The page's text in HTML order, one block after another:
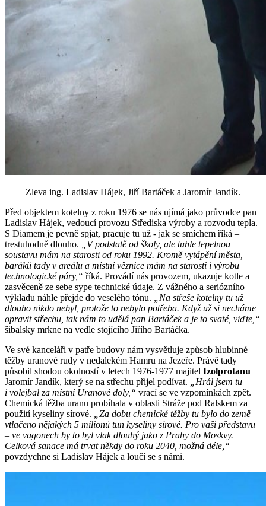
Zleva ing. Ladislav Hájek, Jiří Bartáček a Jaromír Jandík.
Před objektem kotelny z roku 1976 se nás ujímá jako průvodce pan
Ladislav Hájek, vedoucí provozu Střediska výroby a rozvodu tepla.
S Diamem je pevně spjat, pracuje tu už - jak se smíchem říká –
trestuhodně dlouho. „V podstatě od školy, ale tuhle tepelnou
soustavu mám na starosti od roku 1992. Kromě vytápění města,
baráků tady v areálu a místní věznice mám na starosti i výrobu
technologické páry,“ říká. Provádí nás provozem, ukazuje kotle a
zasvěceně ze sebe sype technické údaje. Z vážného a seriózního
výkladu náhle přejde do veselého tónu.
„Na střeše kotelny tu už
dlouho nikdo nebyl, protože to nebylo potřeba. Když už si necháme
opravit střechu, tak nám to udělá pan Bartáček a je to svaté, viďte,“
šibalsky mrkne na vedle stojícího Jiřího Bartáčka.
Ve své kanceláři v patře budovy nám vysvětluje způsob hlubinné
těžby uranové rudy v nedalekém Hamru na Jezeře. Právě tady
působil shodou okolností v letech 1976-1977 majitel Izolprotanu
Jaromír Jandík, který se na střechu přijel podívat.
„Hrál jsem tu
i volejbal za místní Uranové doly,“ vrací se ve vzpomínkách zpět.
Chemická těžba uranu probíhala v oblasti Stráže pod Ralskem za
použití kyseliny sírové. „Za dobu chemické těžby tu bylo do země
vtlačeno nějakých 5 milionů tun kyseliny sírové. Pro vaši představu
– ve vagonech by to byl vlak dlouhý jako z Prahy do Moskvy.
Celková sanace má trvat někdy do roku 2040, možná déle,“
povzdychne si Ladislav Hájek a loučí se s námi.